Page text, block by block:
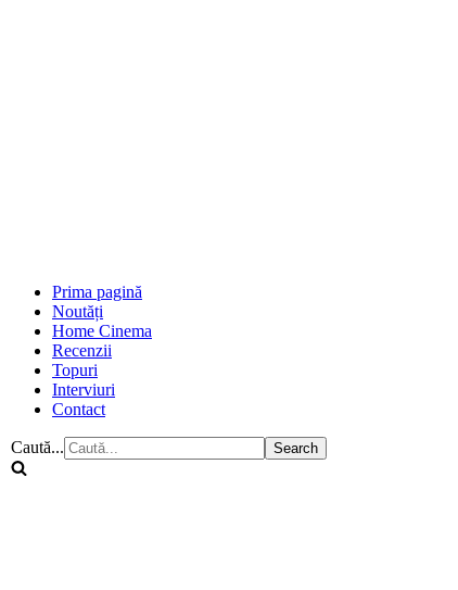
Prima pagină
Noutăți
Home Cinema
Recenzii
Topuri
Interviuri
Contact
Caută...